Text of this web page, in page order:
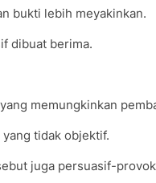
bukti lebih meyakinkan.
dibuat berima.
memungkinkan
yang tidak objektif.
juga persuasif-